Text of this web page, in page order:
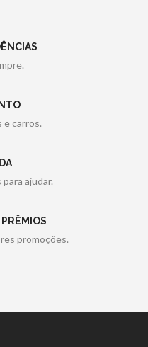
e carros.
ajudar.
promoções.